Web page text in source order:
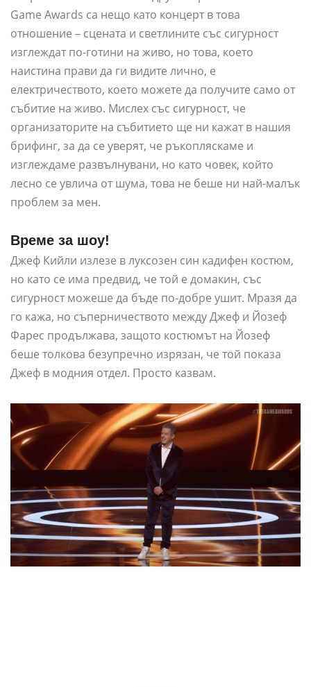
Game Awards са нещо като концерт в това
отношение – сцената и светлините със сигурност
изглеждат по-готини на живо, но това, което
наистина прави да ги видите лично, е
електричеството, което можете да получите само от
събитие на живо. Мислех със сигурност, че
организаторите на събитието ще ни кажат в нашия
брифинг, за да се уверят, че ръкопляскаме и
изглеждаме развълнувани, но като човек, който
лесно се увлича от шума, това не беше ни най-малък
проблем за мен.
Време за шоу!
Джеф Кийли излезе в луксозен син кадифен костюм,
но като се има предвид, че той е домакин, със
сигурност можеше да бъде по-добре ушит. Мразя да
го кажа, но съперничеството между Джеф и Йозеф
Фарес продължава, защото костюмът на Йозеф
беше толкова безупречно изрязан, че той показа
Джеф в модния отдел. Просто казвам.